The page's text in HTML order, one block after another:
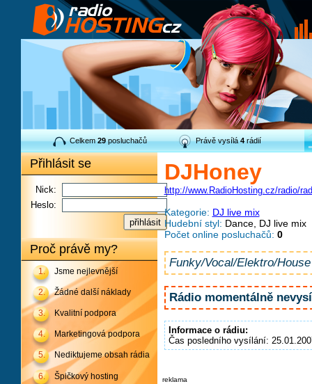
Celkem29posluchačů Právě vysílá4rádií
Přihlásit se
Nick:
Heslo:
Proč právě my?
1. Jsme nejlevnější
2. Žádné další náklady
3. Kvalitní podpora
4. Marketingová podpora
5. Nediktujeme obsah rádia
6. Špičkový hosting
DJHoney
http://www.RadioHosting.cz/radio/
Kategorie: DJ live mix
Hudební styl: Dance, DJ live mix
Počet online posluchačů: 0
Funky/Vocal/Elektro/House
Rádio momentálně
Informace o rádiu:
Čas posledního vysílání:
reklama